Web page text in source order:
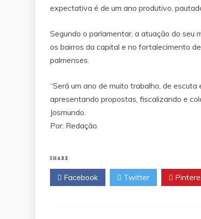
expectativa é de um ano produtivo,
Segundo o parlamentar, a atuação do seu
os bairros da capital e no fortalecimento
palmenses.
“Será um ano de muito trabalho, de
apresentando propostas, fiscalizando e
Josmundo.
Por: Redação.
SHARE
Facebook Twitter